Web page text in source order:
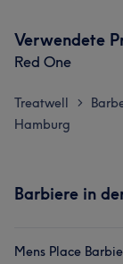
Verwendete
Red One
Treatwell >
Hamburg
Barbiere in
Mens Place